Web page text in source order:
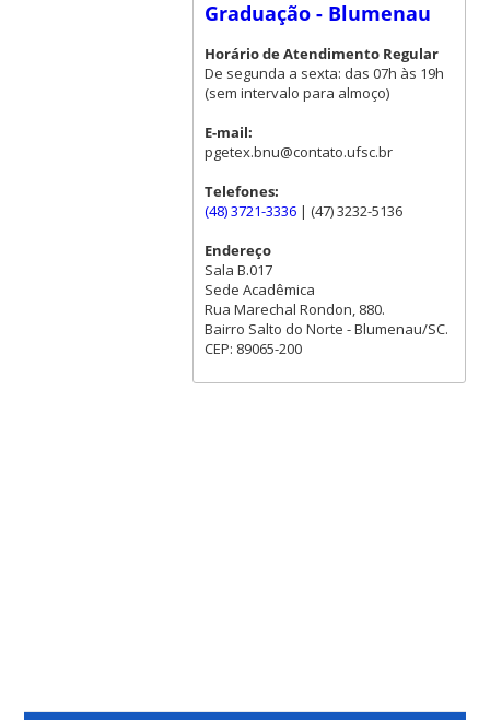
Graduação - Blumenau
Horário de Atendimento Regular
De segunda a sexta: das 07h às 19h
(sem intervalo para almoço)
E-mail:
pgetex.bnu@contato.ufsc.br
Telefones:
(48) 3721-3336| (47) 3232-5136
Endereço
Sala B.017
Sede Acadêmica
Rua Marechal Rondon, 880.
Bairro Salto do Norte - Blumenau/SC.
CEP: 89065-200